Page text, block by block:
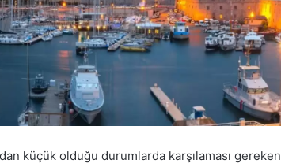
küçük olduğu durumlarda karşılaması gereken